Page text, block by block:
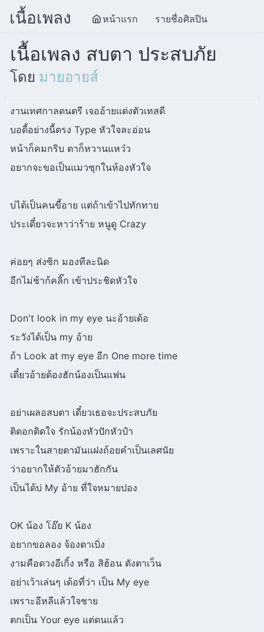
เนื้อเพลง หน้าแรก รายชื่อศิลปิน
เนื้อเพลง สบตา ประสบภัย
โดย มายอายส์
งานเทศกาลดนตรี เจออ้ายแต่งตัวเทสดี
บอดี้อย่างนี้ตรง Type หัวใจละอ่อน
หน้าก็คมกริบ ตาก็หวานแหว๋ว
อยากจะขอเป็นแมวซุกในห้องหัวใจ
บ่ได้เป็นคนขี้อาย แต่ถ้าเข้าไปทักทาย
ประเดี๋ยวจะหาว่าร้าย หนูดู Crazy
ค่อยๆ ส่งซิก มองทีละนิด
อีกไม่ช้าก้คลิ๊ก เข้าประชิดหัวใจ
Don't look in my eye นะอ้ายเด้อ
ระวังได้เป็น my อ้าย
ถ้า Look at my eye อีก One more time
เดี๋ยวอ้ายต้องฮักน้องเป็นแฟน
อย่าเผลอสบตา เดี๋ยวเธอจะประสบภัย
ติดอกติดใจ รักน้องหัวปักหัวปำ
เพราะในสายตามันแฝงถ้อยคำเป็นเลศนัย
ว่าอยากให้ตัวอ้ายมาฮักกัน
เป็นได้บ่ My อ้าย ที่ใจหมายปอง
OK น้อง โอ๊ย K น้อง
อยากขอลอง จ้องตาเบิ่ง
งามคือดวงอีเกิ้ง หรือ สิฮ้อน ดังตาเว็น
อย่าเว้าเล่นๆ เด้อที่ว่า เป็น My eye
เพราะอีหลีแล้วใจชาย
ตกเป็น Your eye แต่ดนแล้ว